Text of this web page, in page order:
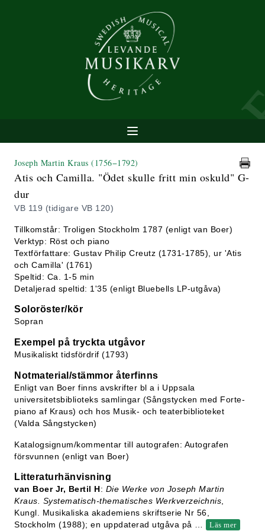
Joseph Martin Kraus (1756−1792)
Atis och Camilla. "Ödet skulle fritt min oskuld" G-
dur
VB 119 (tidigare VB 120)
Tillkomstår: Troligen Stockholm 1787 (enligt van Boer)
Verktyp: Röst och piano
Textförfattare: Gustav Philip Creutz (1731-1785), ur 'Atis
och Camilla' (1761)
Speltid: Ca. 1-5 min
Detaljerad speltid: 1'35 (enligt Bluebells LP-utgåva)
Soloröster/kör
Sopran
Exempel på tryckta utgåvor
Musikaliskt tidsfördrif (1793)
Notmaterial/stämmor återfinns
Enligt van Boer finns avskrifter bl a i Uppsala
universitetsbiblioteks samlingar (Sångstycken med Forte-
piano af Kraus) och hos Musik- och teaterbiblioteket
(Valda Sångstycken)
Katalogsignum/kommentar till autografen: Autografen
försvunnen (enligt van Boer)
Litteraturhänvisning
van Boer Jr, Bertil H: Die Werke von Joseph Martin
Kraus. Systematisch-thematisches Werkverzeichnis
Kungl. Musikaliska akademiens skriftserie Nr 56,
Stockholm (1988); en uppdaterad utgåva på
Läs mer